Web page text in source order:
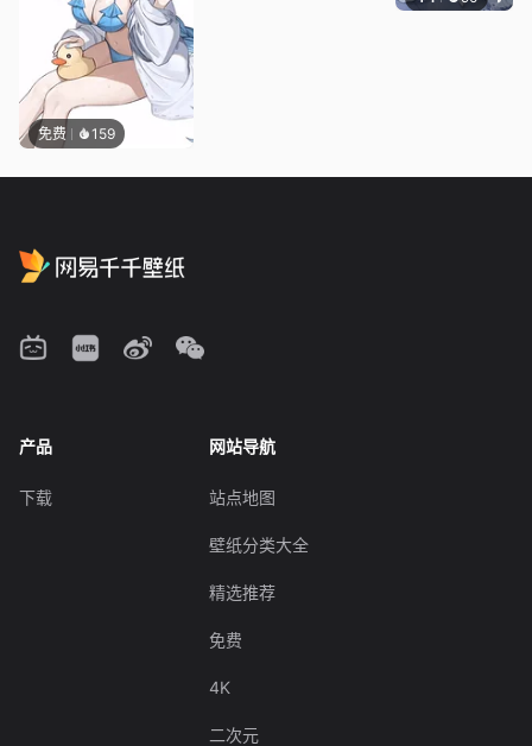
免费 159
产品
下载
网站导航
站点地图
壁纸分类大全
精选推荐
免费
4K
二次元